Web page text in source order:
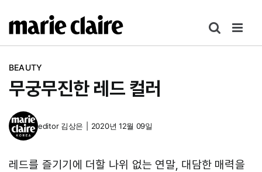
텐
BEAUTY
무궁무진한 레드 컬러
editor 김상은 2020년 12월 09일
레드를 즐기기에 더할 나위 없는 연말, 대담한 매력을